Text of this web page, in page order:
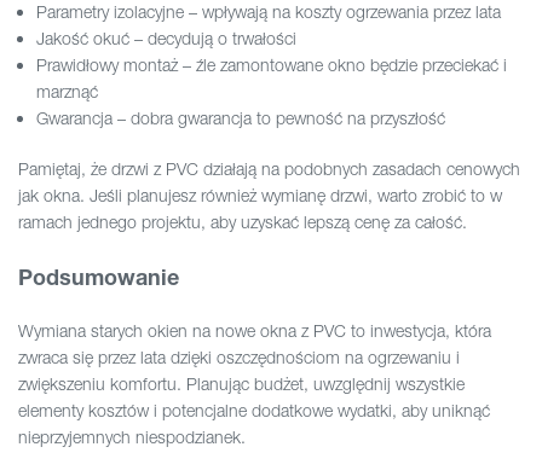
Parametry izolacyjne – wpływają na koszty ogrzewania przez lata
Jakość okuć – decydują o trwałości
Prawidłowy montaż – źle zamontowane okno będzie przeciekać i
marznąć
Gwarancja – dobra gwarancja to pewność na przyszłość
Pamiętaj, że drzwi z PVC działają na podobnych zasadach cenowych
jak okna. Jeśli planujesz również wymianę drzwi, warto zrobić to w
ramach jednego projektu, aby uzyskać lepszą cenę za całość.
Podsumowanie
Wymiana starych okien na nowe okna z PVC to inwestycja, która
zwraca się przez lata dzięki oszczędnościom na ogrzewaniu i
zwiększeniu komfortu. Planując budżet, uwzględnij wszystkie
elementy kosztów i potencjalne dodatkowe wydatki, aby uniknąć
nieprzyjemnych niespodzianek.